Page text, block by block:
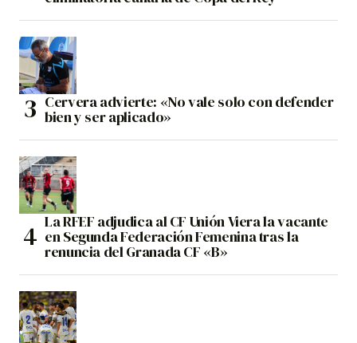
Cervera advierte: «No vale solo con defender
bien y ser aplicado»
La RFEF adjudica al CF Unión Viera la vacante
en Segunda Federación Femenina tras la
renuncia del Granada CF «B»